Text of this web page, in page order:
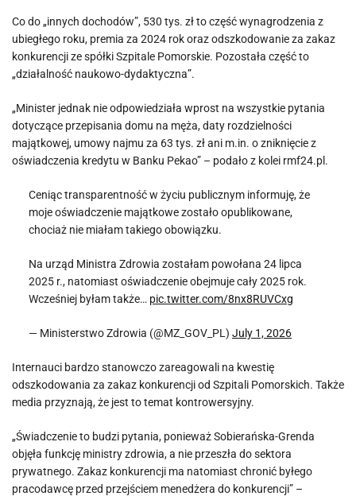
Co do „innych dochodów”, 530 tys. zł to część wynagrodzenia z
ubiegłego roku, premia za 2024 rok oraz odszkodowanie za zakaz
konkurencji ze spółki Szpitale Pomorskie. Pozostała część to
„działalność naukowo-dydaktyczna”.
„Minister jednak nie odpowiedziała wprost na wszystkie pytania
dotyczące przepisania domu na męża, daty rozdzielności
majątkowej, umowy najmu za 63 tys. zł ani m.in. o zniknięcie z
oświadczenia kredytu w Banku Pekao” – podało z kolei rmf24.pl.
Ceniąc transparentność w życiu publicznym informuję, że
moje oświadczenie majątkowe zostało opublikowane,
chociaż nie miałam takiego obowiązku.
Na urząd Ministra Zdrowia zostałam powołana 24 lipca
2025 r., natomiast oświadczenie obejmuje cały 2025 rok.
Wcześniej byłam także… pic.twitter.com/8nx8RUVCxg
— Ministerstwo Zdrowia (@MZ_GOV_PL) July 1, 2026
Internauci bardzo stanowczo zareagowali na kwestię
odszkodowania za zakaz konkurencji od Szpitali Pomorskich. Także
media przyznają, że jest to temat kontrowersyjny.
„Świadczenie to budzi pytania, ponieważ Sobierańska-Grenda
objęła funkcję ministry zdrowia, a nie przeszła do sektora
prywatnego. Zakaz konkurencji ma natomiast chronić byłego
pracodawcę przed przejściem menedżera do konkurencji” –